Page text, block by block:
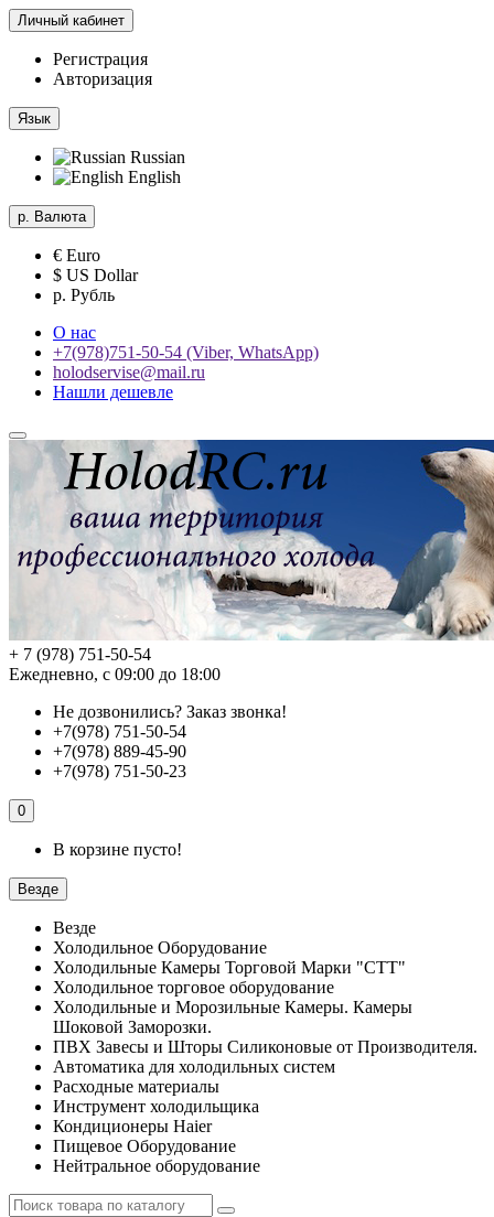
Личный кабинет
Регистрация
Авторизация
Язык
Russian
English
р. Валюта
€ Euro
$ US Dollar
р. Рубль
О нас
+7(978)751-50-54 (Viber, WhatsApp)
holodservise@mail.ru
Нашли дешевле
+ 7 (978) 751-50-54
Ежедневно, с 09:00 до 18:00
Не дозвонились? Заказ звонка!
+7(978) 751-50-54
+7(978) 889-45-90
+7(978) 751-50-23
0
В корзине пусто!
Везде
Везде
Холодильное Оборудование
Холодильные Камеры Торговой Марки "СТТ"
Холодильное торговое оборудование
Холодильные и Морозильные Камеры. Камеры
Шоковой Заморозки.
ПВХ Завесы и Шторы Силиконовые от Производителя.
Автоматика для холодильных систем
Расходные материалы
Инструмент холодильщика
Кондиционеры Haier
Пищевое Оборудование
Нейтральное оборудование